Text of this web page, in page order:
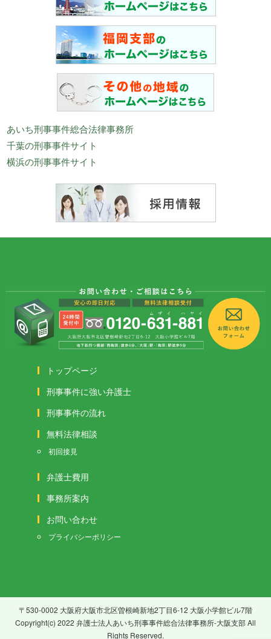
あいち刑事事件総合法律事務所
千葉の刑事事件サイト
横浜の刑事事件サイト
トップページ
刑事事件に強い弁護士
刑事事件の流れ
無料法律相談
初回接見
弁護士費用
事務所案内
お問い合わせ
プライバシーポリシー
〒530-0002 大阪府大阪市北区曽根崎新地2丁目6-12 大阪小学館ビル7階
Copyright(c) 2022 弁護士法人あいち刑事事件総合法律事務所-大阪支部 All
Rights Reserved.